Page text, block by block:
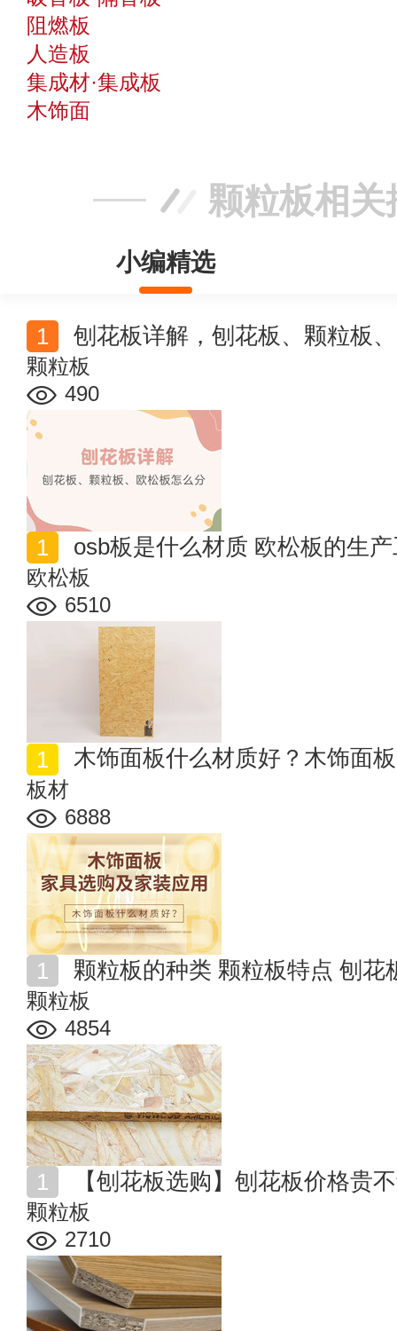
阻燃板
人造板
集成材·集成板
木饰面
颗粒板相关
小编精选
刨花板详解，刨花板、颗粒板
颗粒板
490
osb板是什么材质 欧松板的生
欧松板
6510
木饰面板什么材质好？木饰面
板材
6888
颗粒板的种类 颗粒板特点 刨花
颗粒板
4854
【刨花板选购】刨花板价格贵
颗粒板
2710